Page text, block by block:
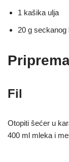
1 kašika ulja
20 g seckanog
Fil
Otopiti šećer u
400 ml mleka i